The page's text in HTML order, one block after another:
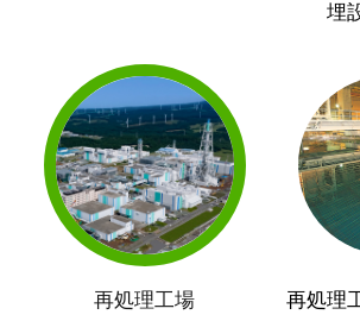
埋
再処理工場
再処理